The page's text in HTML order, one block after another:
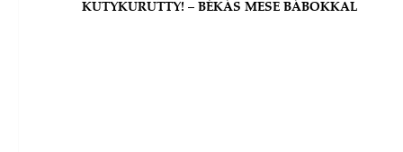
KUTYKURUTTY! – BÉKÁS MESE BÁBOKKAL